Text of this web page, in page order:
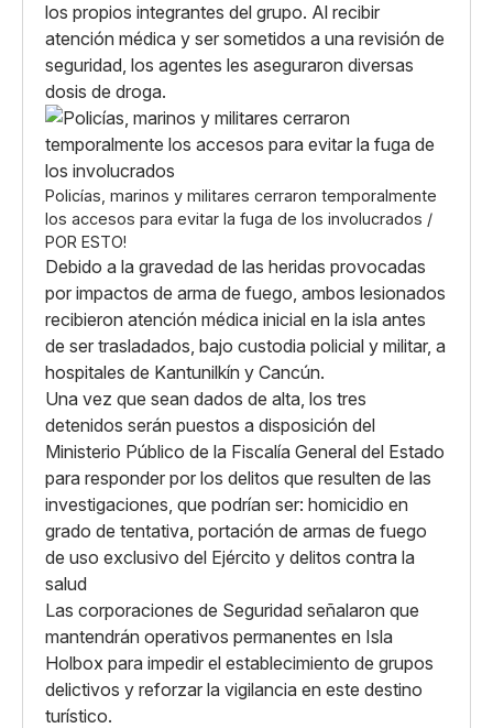
los propios integrantes del grupo. Al recibir
atención médica y ser sometidos a una revisión de
seguridad, los agentes les aseguraron diversas
dosis de droga.
Policías, marinos y militares cerraron temporalmente
los accesos para evitar la fuga de los involucrados /
POR ESTO!
Debido a la gravedad de las heridas provocadas
por impactos de arma de fuego, ambos lesionados
recibieron atención médica inicial en la isla antes
de ser trasladados, bajo custodia policial y militar, a
hospitales de Kantunilkín y Cancún.
Una vez que sean dados de alta, los tres
detenidos serán puestos a disposición del
Ministerio Público de la Fiscalía General del Estado
para responder por los delitos que resulten de las
investigaciones, que podrían ser: homicidio en
grado de tentativa, portación de armas de fuego
de uso exclusivo del Ejército y delitos contra la
salud
Las corporaciones de Seguridad señalaron que
mantendrán operativos permanentes en Isla
Holbox para impedir el establecimiento de grupos
delictivos y reforzar la vigilancia en este destino
turístico.